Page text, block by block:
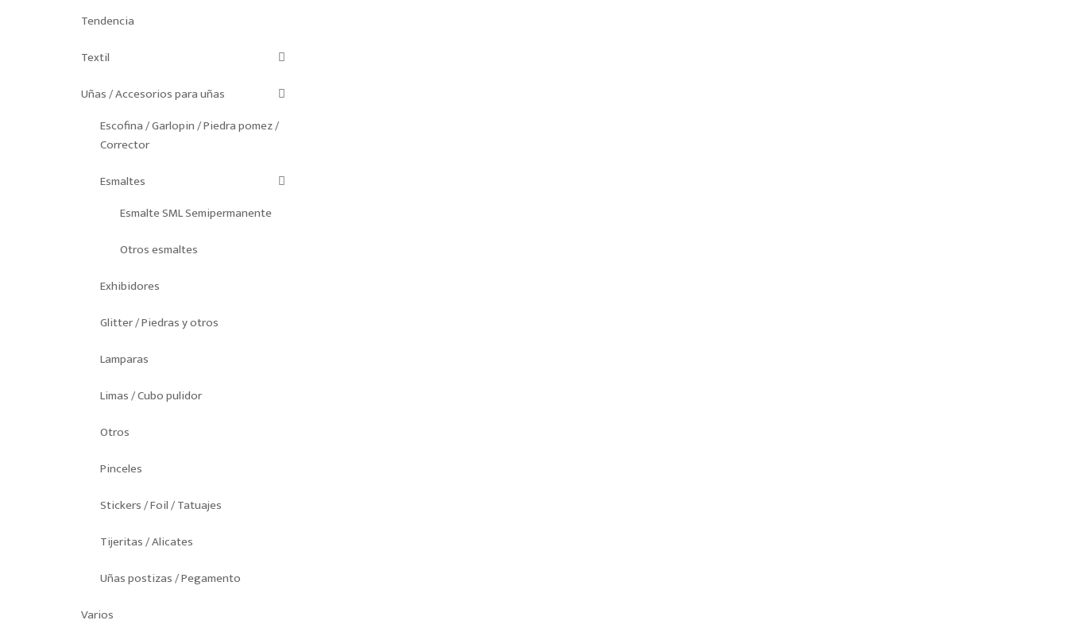
Tendencia
Textil
Uñas / Accesorios para uñas
Escofina / Garlopin / Piedra pomez /
Corrector
Esmaltes
Esmalte SML Semipermanente
Otros esmaltes
Exhibidores
Glitter / Piedras y otros
Lamparas
Limas / Cubo pulidor
Otros
Pinceles
Stickers / Foil / Tatuajes
Tijeritas / Alicates
Uñas postizas / Pegamento
Varios